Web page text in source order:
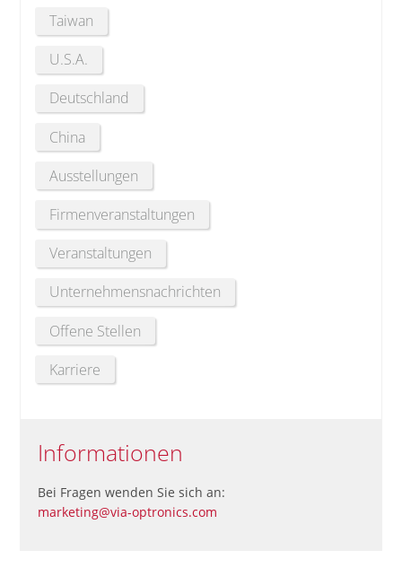
Taiwan
U.S.A.
Deutschland
China
Ausstellungen
Firmenveranstaltungen
Veranstaltungen
Unternehmensnachrichten
Offene Stellen
Karriere
Informationen
Bei Fragen wenden Sie sich an:
marketing@via-optronics.com